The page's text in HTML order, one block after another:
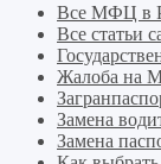
Все МФЦ в
Все статьи
Жалоба на
Замена
Замена